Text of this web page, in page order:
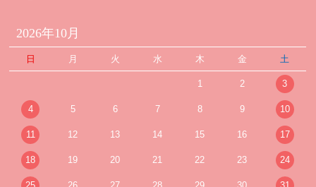
2026年10月
日 月 火 水 木 金 土
1 2 3
4 5 6 7 8 9 10
11 12 13 14 15 16 17
18 19 20 21 22 23 24